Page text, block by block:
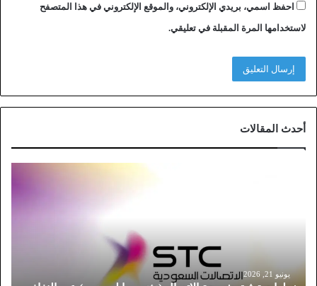
احفظ اسمي، بريدي الإلكتروني، والموقع الإلكتروني في هذا المتصفح
لاستخدامها المرة المقبلة في تعليقي.
أحدث المقالات
يونيو 21, 2026